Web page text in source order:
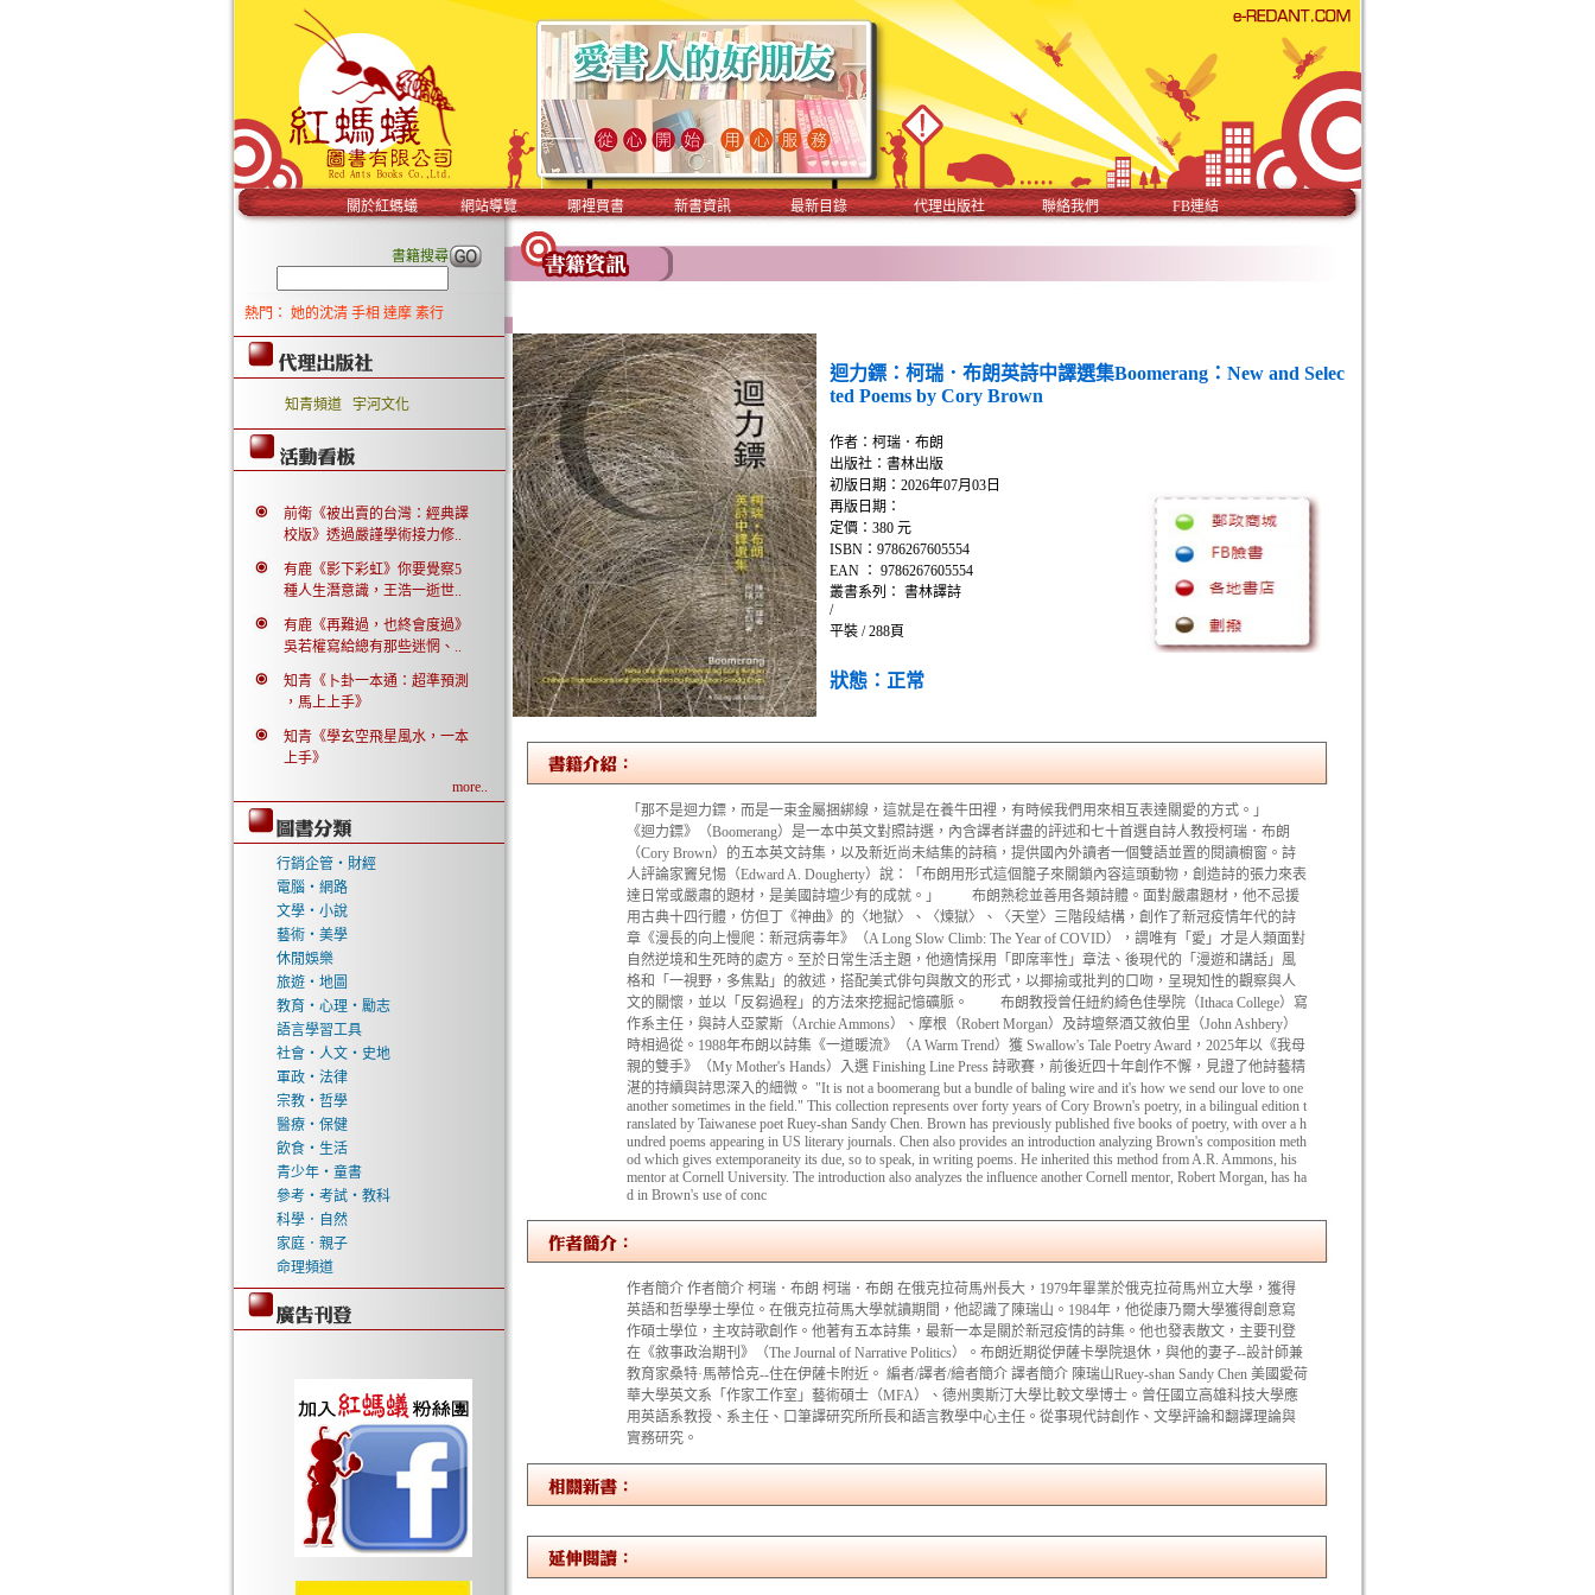
關於紅螞蟻 網站導覽 哪裡買書 新書資訊 最新目錄 代理出版社 聯絡我們 FB連結
書籍搜尋
熱門： 她的沈清 手相 達摩 素行
知青頻道 宇河文化
前衛《被出賣的台灣：經典譯
校版》透過嚴謹學術接力修..
有鹿《影下彩虹》你要覺察5
種人生潛意識，王浩一逝世..
有鹿《再難過，也終會度過》
吳若權寫給總有那些迷惘、..
知青《卜卦一本通：超準預測
，馬上上手》
知青《學玄空飛星風水，一本
上手》
more..
行銷企管‧財經
電腦‧網路
文學‧小說
藝術‧美學
休閒娛樂
旅遊‧地圖
教育‧心理‧勵志
語言學習工具
社會‧人文‧史地
軍政‧法律
宗教‧哲學
醫療‧保健
飲食‧生活
青少年‧童書
參考‧考試‧教科
科學．自然
家庭．親子
命理頻道
迴力鏢：柯瑞．布朗英詩中譯選集Boomerang：New and Selec
ted Poems by Cory Brown
作者：柯瑞．布朗
出版社：書林出版
初版日期：2026年07月03日
再版日期：
定價：380 元
ISBN：9786267605554
EAN ： 9786267605554
叢書系列： 書林譯詩
/
平裝 / 288頁
狀態：正常
「那不是迴力鏢，而是一束金屬捆綁線，這就是在養牛田裡，有時候我們用來相互表達關愛的方式。」
《迴力鏢》（Boomerang）是一本中英文對照詩選，內含譯者詳盡的評述和七十首選自詩人教授柯瑞．布朗
（Cory Brown）的五本英文詩集，以及新近尚未結集的詩稿，提供國內外讀者一個雙語並置的閱讀櫥窗。詩
人評論家竇兒惕（Edward A. Dougherty）說：「布朗用形式這個籠子來關鎖內容這頭動物，創造詩的張力來表
達日常或嚴肅的題材，是美國詩壇少有的成就。」 布朗熟稔並善用各類詩體。面對嚴肅題材，他不忌援
用古典十四行體，仿但丁《神曲》的〈地獄〉、〈煉獄〉、〈天堂〉三階段結構，創作了新冠疫情年代的詩
章《漫長的向上慢爬：新冠病毒年》（A Long Slow Climb: The Year of COVID），謂唯有「愛」才是人類面對
自然逆境和生死時的處方。至於日常生活主題，他適情採用「即席率性」章法、後現代的「漫遊和講話」風
格和「一視野，多焦點」的敘述，搭配美式俳句與散文的形式，以揶揄或批判的口吻，呈現知性的觀察與人
文的關懷，並以「反芻過程」的方法來挖掘記憶礦脈。 布朗教授曾任紐約綺色佳學院（Ithaca College）寫
作系主任，與詩人亞蒙斯（Archie Ammons）、摩根（Robert Morgan）及詩壇祭酒艾敘伯里（John Ashbery）
時相過從。1988年布朗以詩集《一道暖流》（A Warm Trend）獲 Swallow's Tale Poetry Award，2025年以《我母
親的雙手》（My Mother's Hands）入選 Finishing Line Press 詩歌賽，前後近四十年創作不懈，見證了他詩藝精
湛的持續與詩思深入的細微。 "It is not a boomerang but a bundle of baling wire and it's how we send our love to one
another sometimes in the field." This collection represents over forty years of Cory Brown's poetry, in a bilingual edition t
ranslated by Taiwanese poet Ruey-shan Sandy Chen. Brown has previously published five books of poetry, with over a h
undred poems appearing in US literary journals. Chen also provides an introduction analyzing Brown's composition meth
od which gives extemporaneity its due, so to speak, in writing poems. He inherited this method from A.R. Ammons, his
mentor at Cornell University. The introduction also analyzes the influence another Cornell mentor, Robert Morgan, has ha
d in Brown's use of conc
作者簡介 作者簡介 柯瑞．布朗 柯瑞．布朗 在俄克拉荷馬州長大，1979年畢業於俄克拉荷馬州立大學，獲得
英語和哲學學士學位。在俄克拉荷馬大學就讀期間，他認識了陳瑞山。1984年，他從康乃爾大學獲得創意寫
作碩士學位，主攻詩歌創作。他著有五本詩集，最新一本是關於新冠疫情的詩集。他也發表散文，主要刊登
在《敘事政治期刊》（The Journal of Narrative Politics）。布朗近期從伊薩卡學院退休，與他的妻子--設計師兼
教育家桑特·馬蒂恰克--住在伊薩卡附近。 編者/譯者/繪者簡介 譯者簡介 陳瑞山Ruey-shan Sandy Chen 美國愛荷
華大學英文系「作家工作室」藝術碩士（MFA）、德州奧斯汀大學比較文學博士。曾任國立高雄科技大學應
用英語系教授、系主任、口筆譯研究所所長和語言教學中心主任。從事現代詩創作、文學評論和翻譯理論與
實務研究。